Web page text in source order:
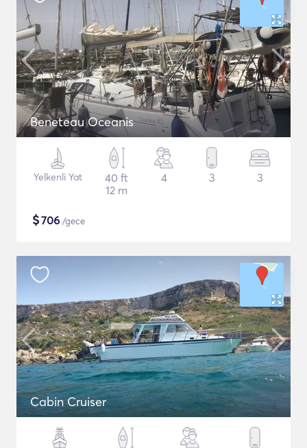
Beneteau Oceanis
Yelkenli Yat
40 ft
12 m
4 3 3
$706 /gece
Cabin Cruiser